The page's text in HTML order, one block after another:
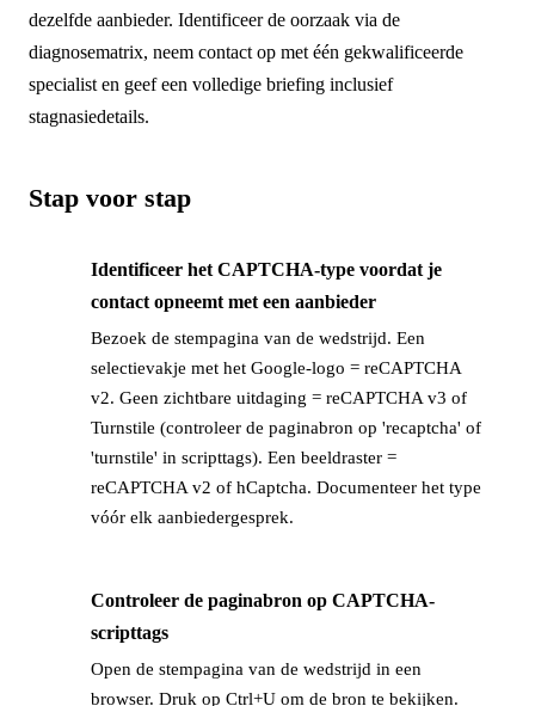
dezelfde aanbieder. Identificeer de oorzaak via de
diagnosematrix, neem contact op met één gekwalificeerde
specialist en geef een volledige briefing inclusief
stagnasiedetails.
Stap voor stap
Identificeer het CAPTCHA-type voordat je
contact opneemt met een aanbieder
Bezoek de stempagina van de wedstrijd. Een
selectievakje met het Google-logo = reCAPTCHA
v2. Geen zichtbare uitdaging = reCAPTCHA v3 of
Turnstile (controleer de paginabron op 'recaptcha' of
'turnstile' in scripttags). Een beeldraster =
reCAPTCHA v2 of hCaptcha. Documenteer het type
vóór elk aanbiedergesprek.
Controleer de paginabron op CAPTCHA-
scripttags
Open de stempagina van de wedstrijd in een
browser. Druk op Ctrl+U om de bron te bekijken.